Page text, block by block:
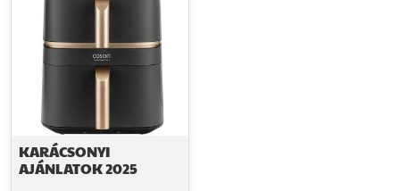
KARÁCSONYI
AJÁNLATOK 2025